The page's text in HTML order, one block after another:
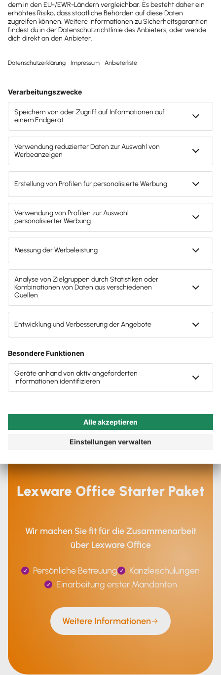
Die neue Dimension der
Zusammenarbeit
Als Steuerberater unterstützen Sie Ihre Mandanten
bei der Unternehmensführung. Sie erarbeiten
gemeinsam Strategien, beraten bei Investitionen und
beurteilen mit der nötigen Distanz und dem Blick von
außen. Durch Ihre Erfahrung als Steuerberater – aber
auch als selbstständiger Unternehmer – schaffen Sie
gemeinsam mit Ihrem Mandanten Mehrwerte.
Mit dem Lexware Office Steuerberaterzugang
Zusammenarbeit. Sie werden schneller, flexibler und
steigern nebenbei Ihre Wettbewerbsfähigkeit.
Jetzt Steuerberaterzugang einrichten
Lexware Office Starter Paket
Wir machen Sie fit für die Zusammenarbeit
über Lexware Office
Persönliche Betreuung
Kanzleischulungen
Einarbeitung erster Mandanten
Weitere Informationen